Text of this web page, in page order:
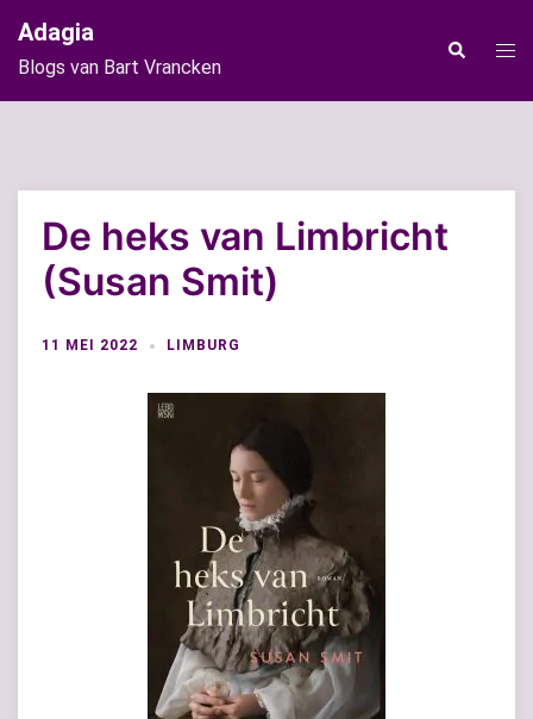
naar
de
inhoud
Adagia
Blogs van Bart Vrancken
Zoeken
De heks van Limbricht
(Susan Smit)
11 MEI 2022 LIMBURG